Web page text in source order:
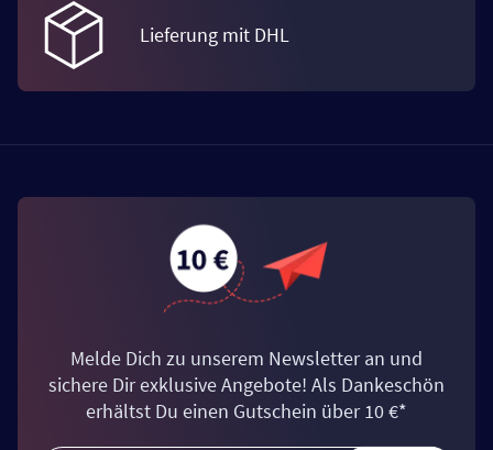
Lieferung mit DHL
Melde Dich zu unserem Newsletter an und
sichere Dir exklusive Angebote! Als Dankeschön
erhältst Du einen Gutschein über 10 €*